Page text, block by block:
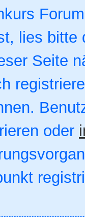
lies bitte
Seite
oder